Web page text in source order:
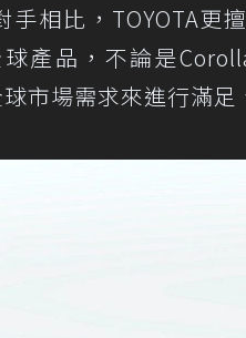
相比，TOYOTA更
產品，不論是
市場需求來進行滿足